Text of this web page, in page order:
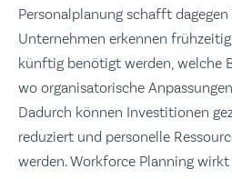
Personalplanung schafft dagegen
Unternehmen erkennen
künftig benötigt werden, welche
wo organisatorische
Dadurch können Investitionen
reduziert und personelle
werden. Workforce Planning